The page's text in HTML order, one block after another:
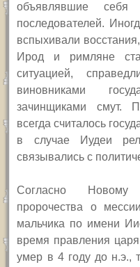
объявлявшие
последователей.
вспыхивали
Ирод и римляне
ситуацией,
виновниками
зачинщиками смут.
всегда считалось
в случае Иудеи
связывались с
Согласно Новому
пророчества о
мальчика по имени
время правления
умер в 4 году до н.э.,